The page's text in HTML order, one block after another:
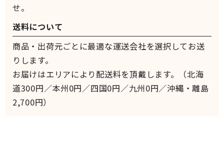
せ。
送料について
商品・出荷元ごとに最適な運送会社を選択してお送
りします。
お届けはエリアにより配送料を頂戴します。（北海
道300円／本州0円／四国0円／九州0円／沖縄・離島
2,700円）